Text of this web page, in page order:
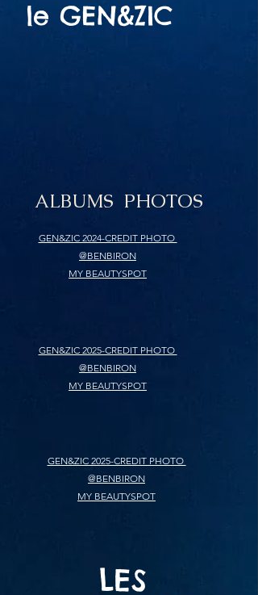
le GEN&ZIC
ALBUMS PHOTOS
GEN&ZIC 2024-CREDIT PHOTO
@BENBIRON
MY BEAUTYSPOT
GEN&ZIC 2025-CREDIT PHOTO
@BENBIRON
MY BEAUTYSPOT
GEN&ZIC 2025-CREDIT PHOTO
@BENBIRON
MY BEAUTYSPOT
LES